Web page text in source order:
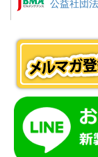
公益社団